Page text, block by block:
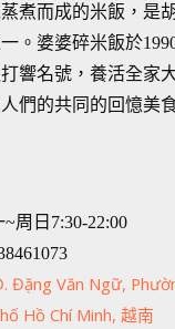
煮而成的米飯，是
。婆婆碎米飯於
響名號，養活全家
們的共同的回憶美
周日7:30-22:00
Đặng Văn Ngữ,
Hồ Chí Minh, 越南